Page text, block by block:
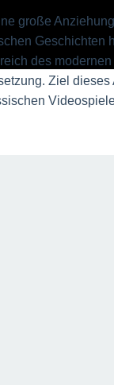
große
Geschichten
des
Ziel